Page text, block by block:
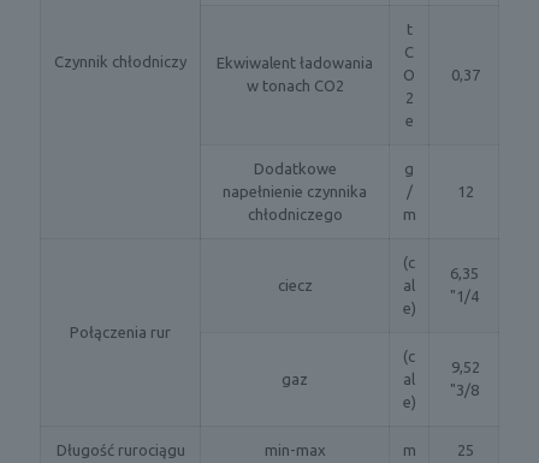
Czynnik chłodniczy
Ekwiwalent ładowania
w tonach CO2
t
C
O
2
e
0,37
Dodatkowe
napełnienie czynnika
chłodniczego
g
/
m
12
Połączenia rur
ciecz
(c
al
e)
6,35
"1/4
gaz
(c
al
e)
9,52
"3/8
Długość rurociągu min-max m 25